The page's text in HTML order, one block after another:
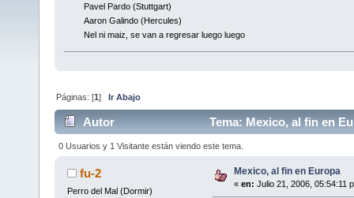
Pavel Pardo (Stuttgart)
Aaron Galindo (Hercules)
Nel ni maiz, se van a regresar luego luego
Páginas: [1]Ir Abajo
Autor Tema: Mexico, al fin en
0 Usuarios y 1 Visitante están viendo este tema.
fu-2
Perro del Mal (Dormir)
Mexico, al fin en Europa
« en: Julio 21, 2006, 05:54:11